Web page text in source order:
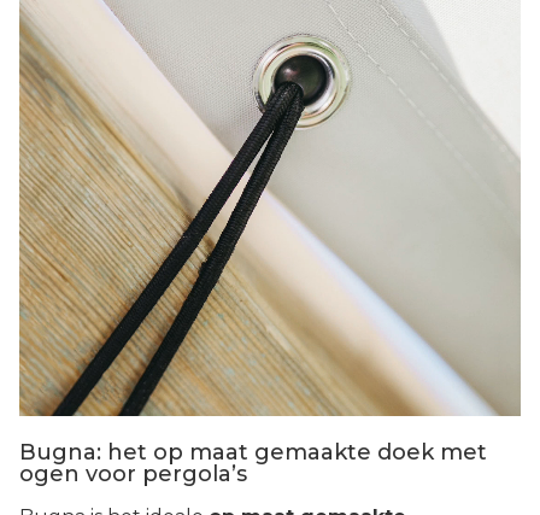
Bugna: het op maat gemaakte doek met
ogen voor pergola’s